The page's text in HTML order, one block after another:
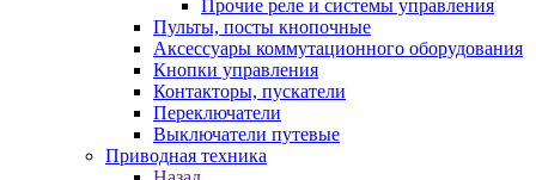
Прочие реле и системы управления
Пульты, посты кнопочные
Аксессуары коммутационного оборудования
Кнопки управления
Контакторы, пускатели
Переключатели
Выключатели путевые
Приводная техника